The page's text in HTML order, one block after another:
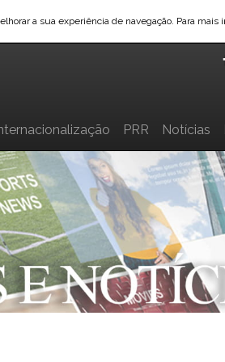
a sua experiência de navegação. Para mais
PRR Notícias